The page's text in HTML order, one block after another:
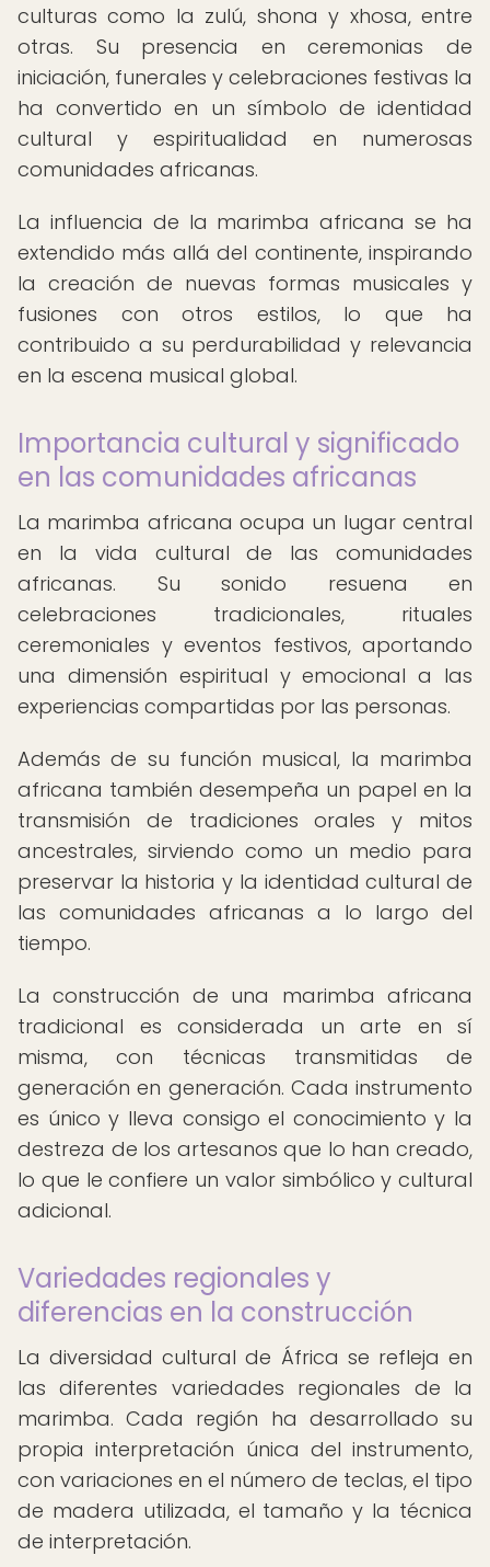
culturas como la zulú, shona y xhosa, entre
otras. Su presencia en ceremonias de
iniciación, funerales y celebraciones festivas la
ha convertido en un símbolo de identidad
cultural y espiritualidad en numerosas
comunidades africanas.
La influencia de la marimba africana se ha
extendido más allá del continente, inspirando
la creación de nuevas formas musicales y
fusiones con otros estilos, lo que ha
contribuido a su perdurabilidad y relevancia
en la escena musical global.
Importancia cultural y significado
en las comunidades africanas
La marimba africana ocupa un lugar central
en la vida cultural de las comunidades
africanas. Su sonido resuena en
celebraciones tradicionales, rituales
ceremoniales y eventos festivos, aportando
una dimensión espiritual y emocional a las
experiencias compartidas por las personas.
Además de su función musical, la marimba
africana también desempeña un papel en la
transmisión de tradiciones orales y mitos
ancestrales, sirviendo como un medio para
preservar la historia y la identidad cultural de
las comunidades africanas a lo largo del
tiempo.
La construcción de una marimba africana
tradicional es considerada un arte en sí
misma, con técnicas transmitidas de
generación en generación. Cada instrumento
es único y lleva consigo el conocimiento y la
destreza de los artesanos que lo han creado,
lo que le confiere un valor simbólico y cultural
adicional.
Variedades regionales y
diferencias en la construcción
La diversidad cultural de África se refleja en
las diferentes variedades regionales de la
marimba. Cada región ha desarrollado su
propia interpretación única del instrumento,
con variaciones en el número de teclas, el tipo
de madera utilizada, el tamaño y la técnica
de interpretación.